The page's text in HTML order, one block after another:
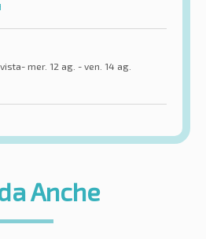
mer. 12 ag. - ven. 14 ag.
Anche